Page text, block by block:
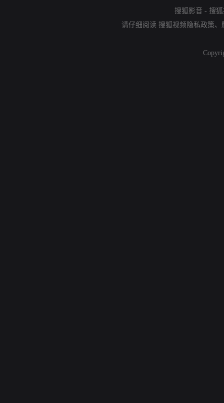
搜狐影音 - 搜
请仔细阅读 搜狐视频隐私政策、